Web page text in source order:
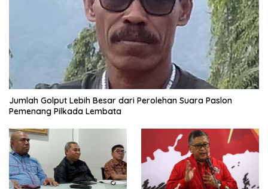
Jumlah Golput Lebih Besar dari Perolehan Suara Paslon
Pemenang Pilkada Lembata